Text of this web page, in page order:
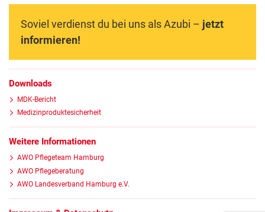
Soviel verdienst du bei uns als Azubi – jetzt
informieren!
Downloads
MDK-Bericht
Medizinproduktesicherheit
Weitere Informationen
AWO Pflegeteam Hamburg
AWO Pflegeberatung
AWO Landesverband Hamburg e.V.